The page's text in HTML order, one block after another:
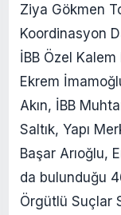
Ziya Gökmen
Koordinasyon
İBB Özel
Ekrem
Akın, İBB
Saltık, Yapı
Başar Arıoğlu,
da bulunduğu
Örgütlü Suçlar